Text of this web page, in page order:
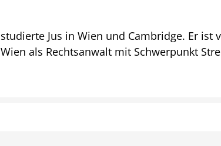
studierte Jus in Wien und Cambridge. Er ist
Wien als Rechtsanwalt mit Schwerpunkt